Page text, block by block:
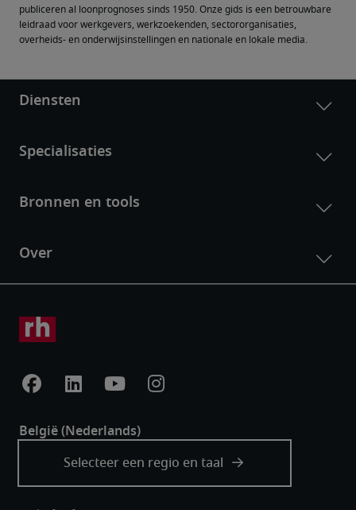
publiceren al loonprognoses sinds 1950. Onze gids is een betrouwbare
leidraad voor werkgevers, werkzoekenden, sectororganisaties,
overheids- en onderwijsinstellingen en nationale en lokale media.